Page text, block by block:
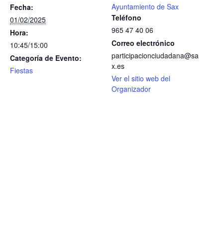
Fecha:
01/02/2025
Hora:
10:45/15:00
Categoría de Evento:
Fiestas
Ayuntamiento de Sax
Teléfono
965 47 40 06
Correo electrónico
participacionciudadana@sa
x.es
Ver el sitio web del
Organizador